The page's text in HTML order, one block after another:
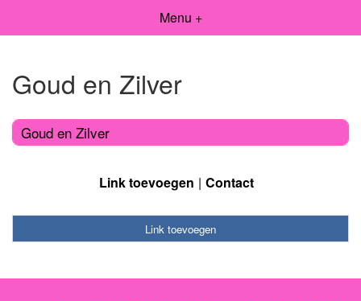
Menu +
Goud en Zilver
Goud en Zilver
Link toevoegen Contact
Link toevoegen